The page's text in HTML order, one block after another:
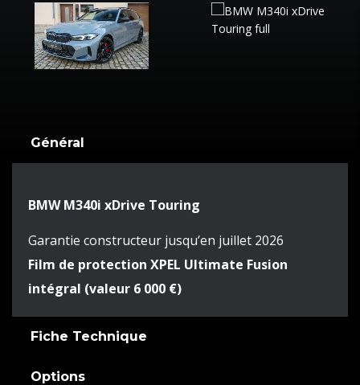
Général
BMW M340i xDrive Touring
Garantie constructeur jusqu’en juillet 2026
Film de protection XPEL Ultimate Fusion
intégral (valeur 6 000 €)
Fiche Technique
Options